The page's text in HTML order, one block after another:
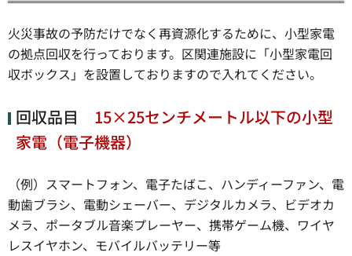
火災事故の予防だけでなく再資源化するために、小型家電
の拠点回収を行っております。区関連施設に「小型家電回
収ボックス」を設置しておりますので入れてください。
回収品目 15×25センチメートル以下の小型
家電（電子機器）
（例）スマートフォン、電子たばこ、ハンディーファン、電
動歯ブラシ、電動シェーバー、デジタルカメラ、ビデオカ
メラ、ポータブル音楽プレーヤー、携帯ゲーム機、ワイヤ
レスイヤホン、モバイルバッテリー等